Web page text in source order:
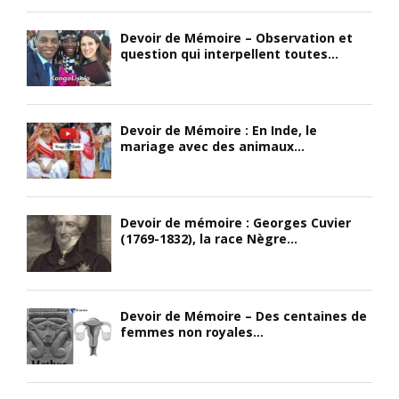
Devoir de Mémoire – Observation et
question qui interpellent toutes...
Devoir de Mémoire : En Inde, le
mariage avec des animaux...
Devoir de mémoire : Georges Cuvier
(1769-1832), la race Nègre...
Devoir de Mémoire – Des centaines de
femmes non royales...